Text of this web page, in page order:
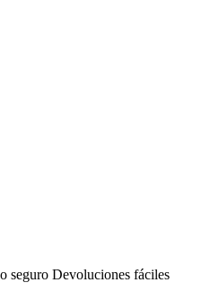
seguro Devoluciones fáciles